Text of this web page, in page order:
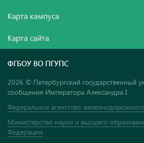
Карта кампуса
Карта сайта
ФГБОУ ВО ПГУПС
2026 © Петербургский государственный
сообщения Императора Александра I
Федеральное агентство
Министерство науки и высшего
Федерации